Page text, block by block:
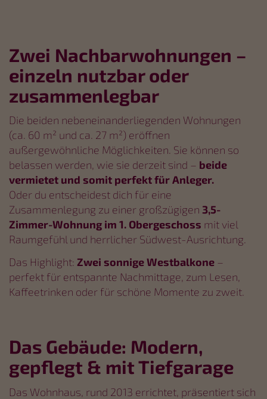
Zwei Nachbarwohnungen –
einzeln nutzbar oder
zusammenlegbar
Die beiden nebeneinanderliegenden Wohnungen
(ca. 60 m² und ca. 27 m²) eröffnen
außergewöhnliche Möglichkeiten. Sie können so
belassen werden, wie sie derzeit sind – beide
vermietet und somit perfekt für Anleger.
Oder du entscheidest dich für eine
Zusammenlegung zu einer großzügigen 3,5-
Zimmer-Wohnung im 1. Obergeschoss mit viel
Raumgefühl und herrlicher Südwest-Ausrichtung.
Das Highlight: Zwei sonnige Westbalkone –
perfekt für entspannte Nachmittage, zum Lesen,
Kaffeetrinken oder für schöne Momente zu zweit.
Das Gebäude: Modern,
gepflegt & mit Tiefgarage
Das Wohnhaus, rund 2013 errichtet, präsentiert sich